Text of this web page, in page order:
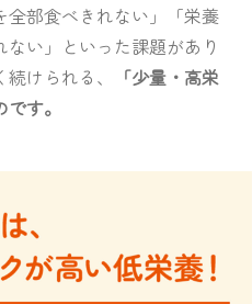
全部食べきれない」「栄養
い」といった課題があり
けられる、
「少量・高栄
す。